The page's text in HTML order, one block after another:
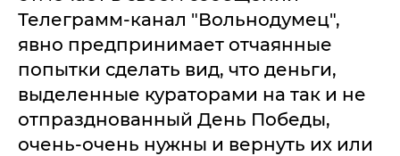
Телеграмм-канал "Вольнодумец",
явно предпринимает отчаянные
попытки сделать вид, что деньги,
выделенные кураторами на так и не
отпразднованный День Победы,
очень-очень нужны и вернуть их или